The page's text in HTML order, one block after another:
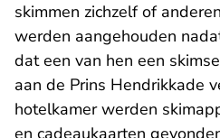
skimmen zichzelf of
werden aangehouden
dat een van hen een
aan de Prins Hendrikkade
hotelkamer werden
en cadeaukaarten